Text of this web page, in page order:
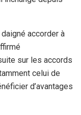
daigné accorder à
sur les accords
celui de
d’avantages